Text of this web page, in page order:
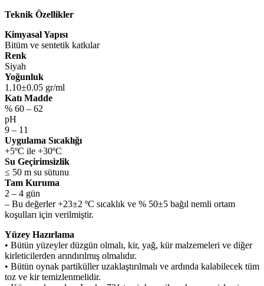
Teknik Özellikler
Kimyasal Yapısı
Bitüm ve sentetik katkılar
Renk
Siyah
Yoğunluk
1.10±0.05 gr/ml
Katı Madde
% 60 – 62
pH
9 – 11
Uygulama Sıcaklığı
+5ºC ile +30ºC
Su Geçirimsizlik
≤ 50 m su sütunu
Tam Kuruma
2 – 4 gün
– Bu değerler +23±2 ºC sıcaklık ve % 50±5 bağıl nemli ortam
koşulları için verilmiştir.
Yüzey Hazırlama
• Bütün yüzeyler düzgün olmalı, kir, yağ, kür malzemeleri ve diğer
kirleticilerden arındırılmış olmalıdır.
• Bütün oynak partiküller uzaklaştırılmalı ve ardında kalabilecek tüm
toz ve kir temizlenmelidir.